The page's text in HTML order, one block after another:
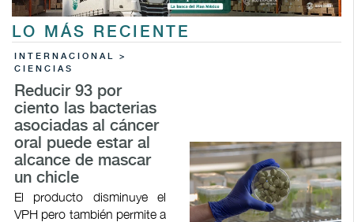
LO MÁS RECIENTE
INTERNACIONAL >
CIENCIAS
Reducir 93 por
ciento las bacterias
asociadas al cáncer
oral puede estar al
alcance de mascar
un chicle
El producto disminuye el
VPH pero también permite a